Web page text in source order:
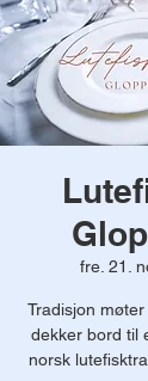
fre. 21.
Tradisjon
dekker bord til
norsk